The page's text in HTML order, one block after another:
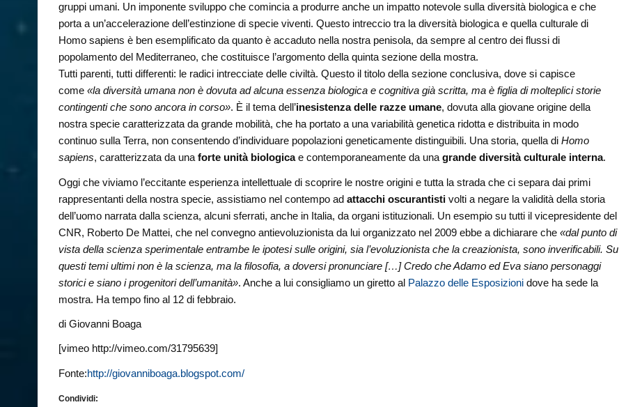
gruppi umani. Un imponente sviluppo che comincia a produrre anche un impatto notevole sulla diversità biologica e che
porta a un’accelerazione dell’estinzione di specie viventi. Questo intreccio tra la diversità biologica e quella culturale di
Homo sapiens è ben esemplificato da quanto è accaduto nella nostra penisola, da sempre al centro dei flussi di
popolamento del Mediterraneo, che costituisce l’argomento della quinta sezione della mostra.
Tutti parenti, tutti differenti: le radici intrecciate delle civiltà. Questo il titolo della sezione conclusiva, dove si capisce
come«la diversità umana non è dovuta ad alcuna essenza biologica e cognitiva già scritta, ma è figlia di molteplici storie
contingenti che sono ancora in corso». È il tema dell’inesistenza delle razze umane, dovuta alla giovane origine della
nostra specie caratterizzata da grande mobilità, che ha portato a una variabilità genetica ridotta e distribuita in modo
continuo sulla Terra, non consentendo d’individuare popolazioni geneticamente distinguibili. Una storia, quella di Homo
sapiens, caratterizzata da una forte unità biologicae contemporaneamente da una grande diversità culturale interna.
Oggi che viviamo l’eccitante esperienza intellettuale di scoprire le nostre origini e tutta la strada che ci separa dai primi
rappresentanti della nostra specie, assistiamo nel contempo adattacchi oscurantisti volti a negare la validità della storia
dell’uomo narrata dalla scienza, alcuni sferrati, anche in Italia, da organi istituzionali. Un esempio su tutti il vicepresidente del
CNR, Roberto De Mattei, che nel convegno antievoluzionista da lui organizzato nel 2009 ebbe a dichiarare che«dal punto di
vista della scienza sperimentale entrambe le ipotesi sulle origini, sia l’evoluzionista che la creazionista, sono inverificabili. Su
questi temi ultimi non è la scienza, ma la filosofia, a doversi pronunciare […] Credo che Adamo ed Eva siano personaggi
storici e siano i progenitori dell’umanità». Anche a lui consigliamo un giretto al Palazzo delle Esposizioni dove ha sede la
mostra. Ha tempo fino al 12 di febbraio.
di Giovanni Boaga
[vimeo http://vimeo.com/31795639]
Fonte:http://giovanniboaga.blogspot.com/
Condividi: